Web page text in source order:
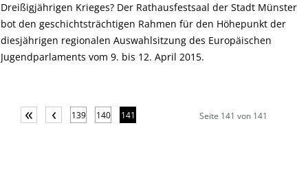
Dreißigjährigen Krieges? Der Rathausfestsaal der Stadt Münster
bot den geschichtsträchtigen Rahmen für den Höhepunkt der
diesjährigen regionalen Auswahlsitzung des Europäischen
Jugendparlaments vom 9. bis 12. April 2015.
Seite 141 von 141
« ‹ 139 140 141